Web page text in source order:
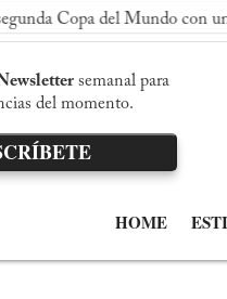
del Mundo con una actuación
semanal para
del momento.
HOME